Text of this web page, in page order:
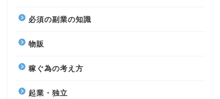
必須の副業の知識
物販
稼ぐ為の考え方
起業・独立